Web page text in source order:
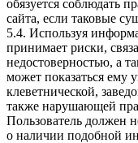
обязуется соблюдать
сайта, если таковые
5.4. Используя
принимает риски,
недостоверностью, а
может показаться ему
клеветнической,
также нарушающей
Пользователь должен
о наличии подобной